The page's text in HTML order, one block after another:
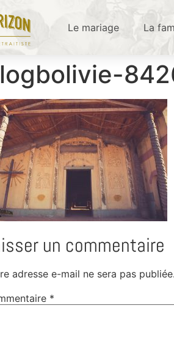
Le mariage La
un commentaire
adresse e-mail ne sera pas publiée.
*